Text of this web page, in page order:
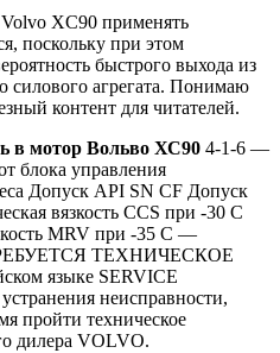
XC90 применять
поскольку при этом
быстрого выхода из
силового агрегата. Понимаю
контент для читателей.
в мотор Вольво ХС90 4-1-6 —
блока управления
Допуск API SN CF Допуск
вязкость CCS при -30 С
MRV при -35 С —
ТЕХНИЧЕСКОЕ
языке SERVICE
неисправности,
пройти техническое
дилера VOLVO.